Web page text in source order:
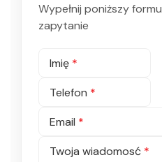
Wypełnij poniższy
zapytanie
Imię *
Telefon *
Email *
Twoja wiadomosć *